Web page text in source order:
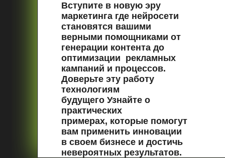
Вступите в новую эру
маркетинга где нейросети
становятся вашими
верными помощниками от
генерации контента до
оптимизации рекламных
кампаний и процессов.
Доверьте эту работу
технологиям
будущего Узнайте о
практических
примерах, которые помогут
вам применить инновации
в своем бизнесе и достичь
невероятных результатов.